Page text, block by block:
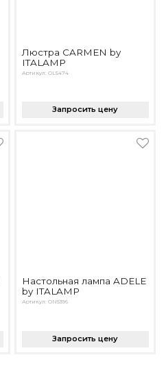
Люстра CARMEN by
ITALAMP
Артикул: OL5474
Запросить цену
Настольная лампа ADELE
by ITALAMP
Артикул: ON5396
Запросить цену